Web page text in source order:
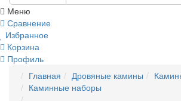
Меню
Сравнение
Избранное
Корзина
Профиль
Главная
Дровяные камины
Каминные наборы